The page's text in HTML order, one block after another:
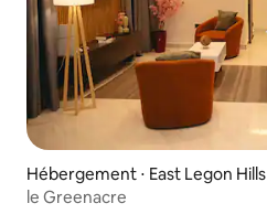
Hébergement ⋅ East Legon Hills
le Greenacre